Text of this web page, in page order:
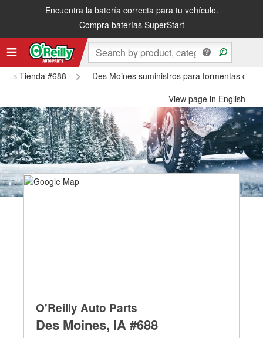
Encuentra la batería correcta para tu vehículo.
Compra baterías SuperStart
Tienda #688
Des Moines suministros para tormentas de
View page in English
O'Reilly Auto Parts
Des Moines, IA #688